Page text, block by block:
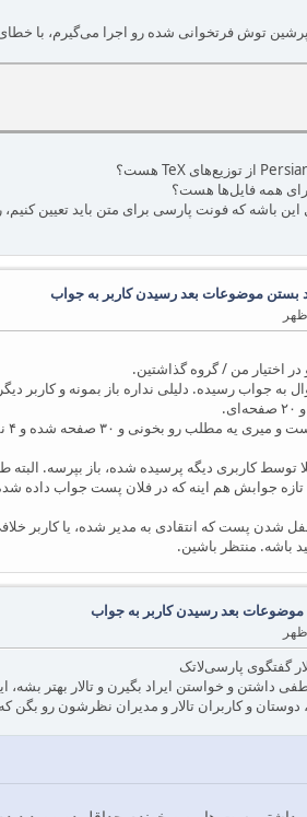
توش فرتخوانی شده رو اجرا می‌گیرم، با
همه فایل‌ها هست؟
این باشه که فونت پارسی برای متن باید تعیین
بستن موضوعات بعد رسیدن کاربر به جواب
اختیار من / گروه گذاشتین.
به جواب رسیده. دلیلی نداره باز بمونه و
شده و ۴ نفر سوال پرسیدن و ۱۰ نفر جواب دادن و شده آش!
توسط کاربری دیگه پرسیده شده، باز بپرسه.
جوابش هم اینه که در فلان پست جواب داده
پست که انتقادی به مدیر شده، یا کاربر
باشه. منتظر باشین.
بعد رسیدن کاربر به جواب
گفتگوی پارسی‌لاتک
داشتن و خواستن ایراد بگیرن و تالار بهتر
و کاربران تالار و مدیران نظرشون رو بگن